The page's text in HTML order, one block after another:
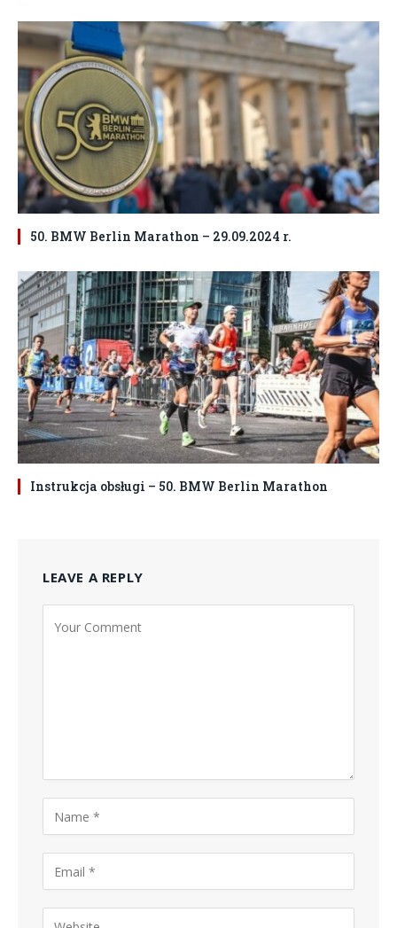
50. BMW Berlin Marathon – 29.09.2024 r.
Instrukcja obsługi – 50. BMW Berlin Marathon
LEAVE A REPLY